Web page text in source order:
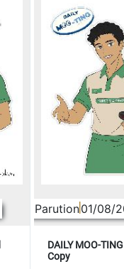
Parution01/08/
DAILY MOO-
Copy